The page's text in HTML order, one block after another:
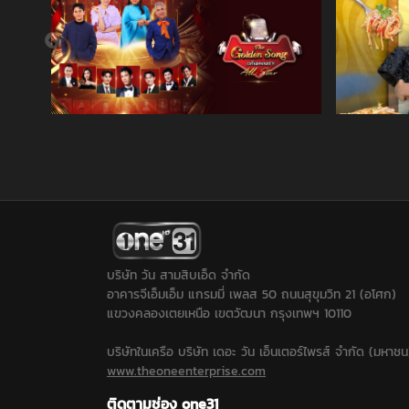
บริษัท วัน สามสิบเอ็ด จำกัด
อาคารจีเอ็มเอ็ม แกรมมี่ เพลส 50 ถนนสุขุมวิท 21 (อโศก)
แขวงคลองเตยเหนือ เขตวัฒนา กรุงเทพฯ 10110
บริษัทในเครือ บริษัท เดอะ วัน เอ็นเตอร์ไพรส์ จำกัด (มหาช
www.theoneenterprise.com
ติดตามช่อง one31